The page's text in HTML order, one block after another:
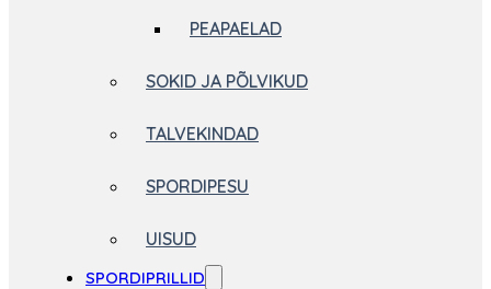
PEAPAELAD
SOKID JA PÕLVIKUD
TALVEKINDAD
SPORDIPESU
UISUD
SPORDIPRILLID